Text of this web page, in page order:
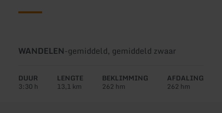
Soort
WANDELEN-Moeilijkheidsgraad:
gemiddeld, gemiddeld zwaar
DUUR
3:30 h
LENGTE
13,1 km
BEKLIMMING
262 hm
AFDALING
262 hm